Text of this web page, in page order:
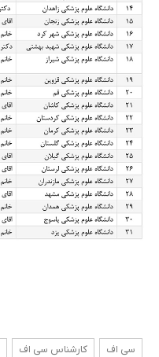
سی اف کارشناس سی اف